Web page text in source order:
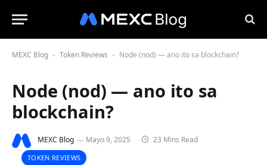
MEXC Blog - Token Reviews - Node (nod) — ano ito sa blockchain?
Node (nod) — ano ito sa
blockchain?
MEXC Blog Mayo 9, 2025 23 Mins Read
TOKEN REVIEWS